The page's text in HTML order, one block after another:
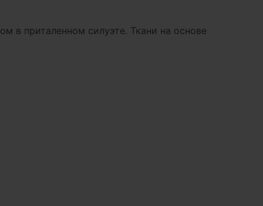
в приталенном силуэте. Ткани на основе